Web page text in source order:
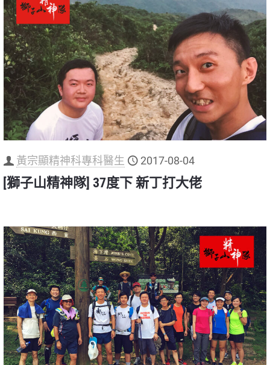
黃宗顯精神科專科醫生 2017-08-04
[獅子山精神隊] 37度下 新丁打大佬